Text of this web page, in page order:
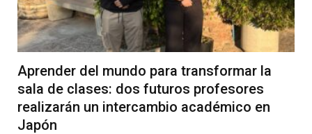
Aprender del mundo para transformar la
sala de clases: dos futuros profesores
realizarán un intercambio académico en
Japón